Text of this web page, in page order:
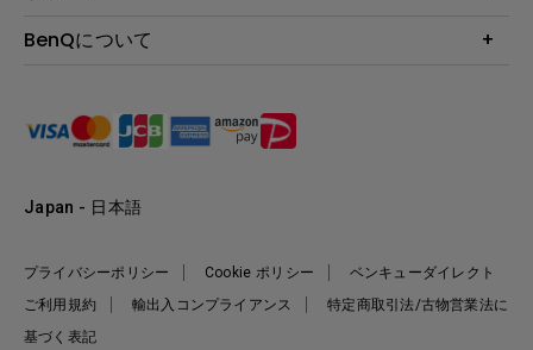
Webカメラ
知識ページ
AQCOLOR
e-Sports
サポート
製品保守サービス終了のご案内
BenQについて
リーダーシップ
ニュース
プライバシーポリシー Cookie ポリシー
ベンキューダイレクト
ご利用規約
輸出入コンプライアンス
特定商取引法/古物営業法に
基づく表記
Japan - 日本語